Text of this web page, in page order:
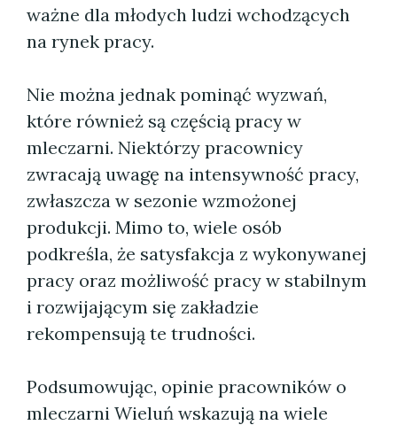
ważne dla młodych ludzi wchodzących
na rynek pracy.
Nie można jednak pominąć wyzwań,
które również są częścią pracy w
mleczarni. Niektórzy pracownicy
zwracają uwagę na intensywność pracy,
zwłaszcza w sezonie wzmożonej
produkcji. Mimo to, wiele osób
podkreśla, że satysfakcja z wykonywanej
pracy oraz możliwość pracy w stabilnym
i rozwijającym się zakładzie
rekompensują te trudności.
Podsumowując, opinie pracowników o
mleczarni Wieluń wskazują na wiele